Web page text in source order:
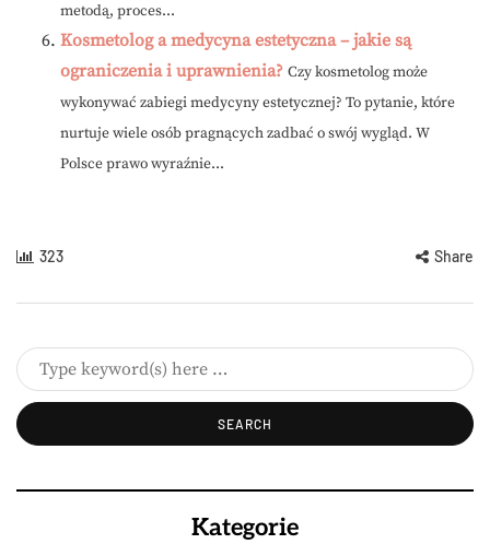
metodą, proces...
Kosmetolog a medycyna estetyczna – jakie są
ograniczenia i uprawnienia? Czy kosmetolog może
wykonywać zabiegi medycyny estetycznej? To pytanie, które
nurtuje wiele osób pragnących zadbać o swój wygląd. W
Polsce prawo wyraźnie...
323 Share
Kategorie